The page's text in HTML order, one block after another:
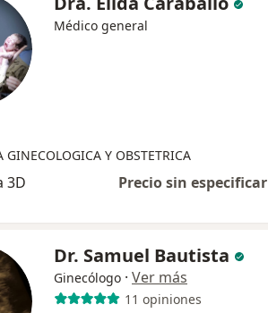
Médico general
GINECOLOGICA Y OBSTETRICA
3D Precio sin especificar
Dr. Samuel Bautista
Ginecólogo · Ver más
11 opiniones